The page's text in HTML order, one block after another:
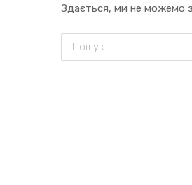
Здається, ми не можемо